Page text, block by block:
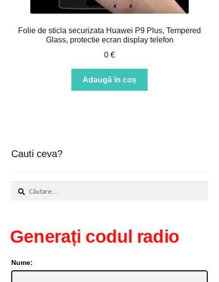
Folie de sticla securizata Huawei P9 Plus, Tempered
Glass, protectie ecran display telefon
0 €
Adaugă în coș
Cauti ceva?
Caută
după:
Generați codul radio
Nume: